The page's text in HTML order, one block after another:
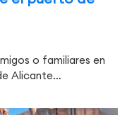
o familiares en
Alicante…